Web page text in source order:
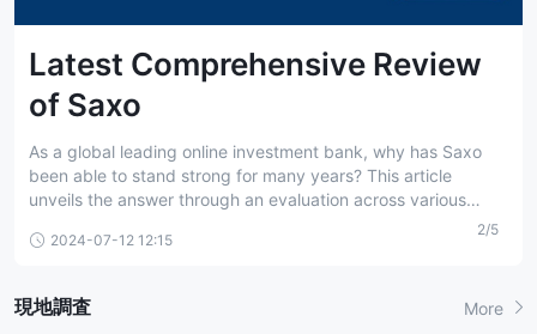
Latest Comprehensive Review
of Saxo
As a global leading online investment bank, why has Saxo
been able to stand strong for many years? This article
unveils the answer through an evaluation across various
dimensions including the broker's introduction, strengths and
weaknesses, fees, security, account opening, and trading
2024-07-12 12:15
2/5
現地調査 More